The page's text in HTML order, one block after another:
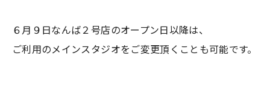
６月９日なんば２号店のオープン日以降は、
ご利用のメインスタジオをご変更頂くことも可能です。